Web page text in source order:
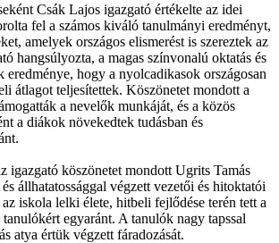
Csák Lajos igazgató értékelte az idei
fel a számos kiváló tanulmányi eredményt,
amelyek országos elismerést is szereztek az
hangsúlyozta, a magas színvonalú oktatás és
eredménye, hogy a nyolcadikasok országosan
átlagot teljesítettek. Köszönetet mondott a
a nevelők munkáját, és a közös
a diákok növekedtek tudásban és
igazgató köszönetet mondott Ugrits Tamás
állhatatossággal végzett vezetői és hitoktatói
iskola lelki élete, hitbeli fejlődése terén tett a
tanulókért egyaránt. A tanulók nagy tapssal
atya értük végzett fáradozását.